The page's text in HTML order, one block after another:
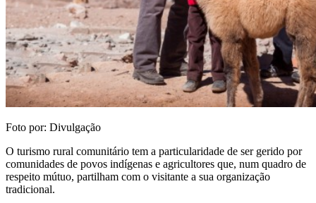
Foto por: Divulgação
O turismo rural comunitário tem a particularidade de ser gerido por
comunidades de povos indígenas e agricultores que, num quadro de
respeito mútuo, partilham com o visitante a sua organização
tradicional.